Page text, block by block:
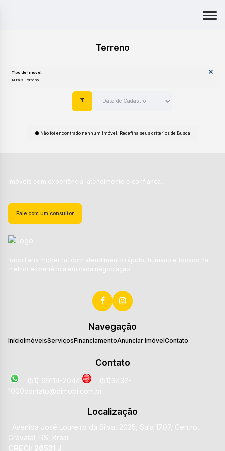
Terreno
Tipo de Imóvel:
Não foi encontrado nenhum Imóvel. Redefina seus critérios de Busca
Imóveis com experiência, atendimento e confiança.
Fale com um consultor
Imobiliária moderna, com atendimento rápido, humano e focado na
melhor experiência em cada negociação.
Navegação
InícioImóveisServiçosFinanciamentoAnunciar ImóvelContato
Contato
(51) 99114-2044
(51)3432-
1000contato@dimobi.com.br
Localização
Avenida José Loureiro da Silva 2025 Sala 1707, Centro
Gravataí RS Brasil
CRECI: 26531 J